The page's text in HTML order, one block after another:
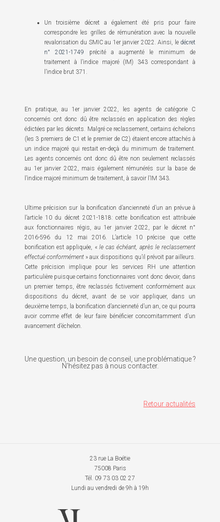
Un troisième décret a également été pris pour faire
correspondre les grilles de rémunération avec la nouvelle
revalorisation du SMIC au 1er janvier 2022. Ainsi, le décret
n° 2021-1749 précité a augmenté le minimum de
traitement à l’indice majoré (IM) 343 correspondant à
l’indice brut 371.
En pratique, au 1er janvier 2022, les agents de catégorie C
concernés ont donc dû être reclassés en application des règles
édictées par les décrets. Malgré ce reclassement, certains échelons
(les 3 premiers de C1 et le premier de C2) étaient encore attachés à
un indice majoré qui restait en-deçà du minimum de traitement.
Les agents concernés ont donc dû être non seulement reclassés
au 1er janvier 2022, mais également rémunérés sur la base de
l’indice majoré minimum de traitement, à savoir l’IM 343.
Ultime précision sur la bonification d’ancienneté d’un an prévue à
l’article 10 du décret 2021-1818: cette bonification est attribuée
aux fonctionnaires régis, au 1er janvier 2022, par le décret n°
2016-596 du 12 mai 2016. L’article 10 précise que cette
bonification est appliquée, « le cas échéant, après le reclassement
effectué conformément » aux dispositions qu’il prévoit par ailleurs.
Cette précision implique pour les services RH une attention
particulière puisque certains fonctionnaires vont donc devoir, dans
un premier temps, être reclassés fictivement conformément aux
dispositions du décret, avant de se voir appliquer, dans un
deuxième temps, la bonification d’ancienneté d’un an, ce qui pourra
avoir comme effet de leur faire bénéficier concomitamment d’un
avancement d’échelon.
Une question, un besoin de conseil, une problématique ?
N'hésitez pas à nous contacter.
Retour actualités
23 rue La Boétie
75008 Paris
Tél. 09 73 03 02 27
Lundi au vendredi de 9h à 19h